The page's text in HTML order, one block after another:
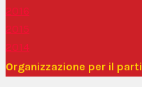
2016
2015
2014
Organizzazione per il